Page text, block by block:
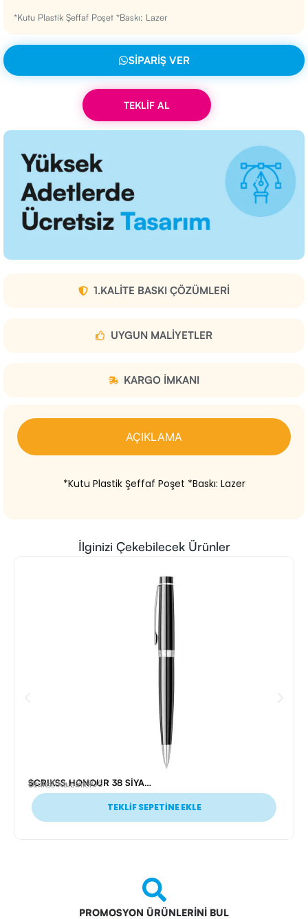
*Kutu Plastik Şeffaf Poşet *Baskı: Lazer
SIPARIŞ VER
TEKLİF AL
1.KALITE BASKI ÇÖZÜMLERI
UYGUN MALIYETLER
KARGO IMKANI
AÇIKLAMA
*Kutu Plastik Şeffaf Poşet *Baskı: Lazer
İlginizi Çekebilecek Ürünler
SCRIKSS HONOUR 38 SİYAH ROLLER KALEM
Ürün Kodu: 24905
Scrikss Kalemler
TEKLİF SEPETİNE EKLE
PROMOSYON ÜRÜNLERİNİ BUL